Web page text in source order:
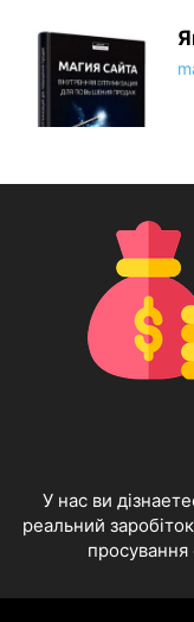
У нас ви
реальний
просування